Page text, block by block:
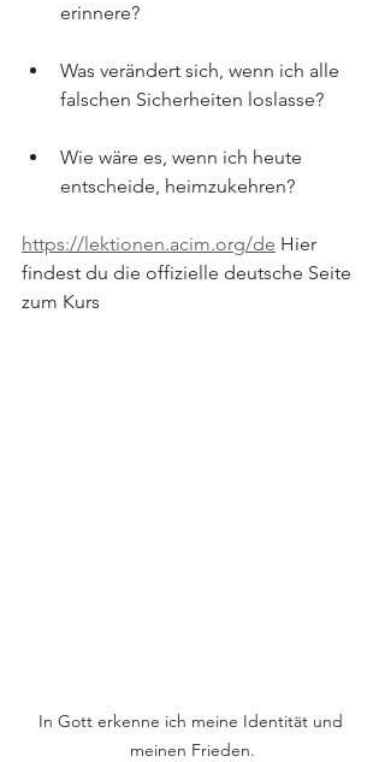
erinnere?
Was verändert sich, wenn ich alle
falschen Sicherheiten loslasse?
Wie wäre es, wenn ich heute
entscheide, heimzukehren?
https://lektionen.acim.org/de Hier
findest du die offizielle deutsche Seite
zum Kurs
In Gott erkenne ich meine Identität und
meinen Frieden.